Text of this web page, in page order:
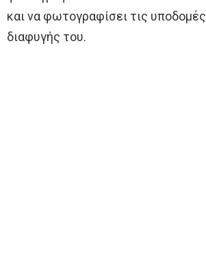
και να φωτογραφίσει τις
διαφυγής του.